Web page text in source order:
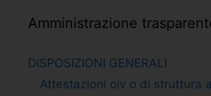
Amministrazione
DISPOSIZIONI GENERALI
Attestazioni oiv o di struttura